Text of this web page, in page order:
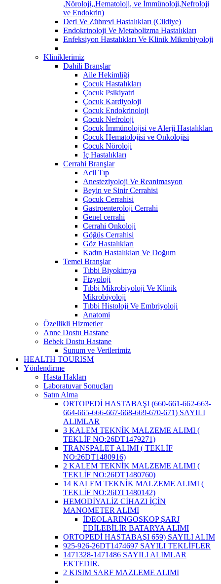
,Nöroloji,,Hematoloji, ve İmmünoloji,Nefroloji
ve Endokrin)
Deri Ve Zührevi Hastalıkları (Cildiye)
Endokrinoloji Ve Metabolizma Hastalıkları
Enfeksiyon Hastalıkları Ve Klinik Mikrobiyoloji
Kliniklerimiz
Dahili Branşlar
Aile Hekimliği
Çocuk Hastalıkları
Çocuk Psikiyatri
Çocuk Kardiyoloji
Çocuk Endokrinoloji
Çocuk Nefroloji
Çocuk İmmünolojisi ve Alerji Hastalıkları
Çocuk Hematolojisi ve Onkolojisi
Çocuk Nöroloji
İç Hastalıkları
Cerrahi Branşlar
Acil Tıp
Anesteziyoloji Ve Reanimasyon
Beyin ve Sinir Cerrahisi
Çocuk Cerrahisi
Gastroenteroloji Cerrahi
Genel cerrahi
Cerrahi Onkoloji
Göğüs Cerrahisi
Göz Hastalıkları
Kadın Hastalıkları Ve Doğum
Temel Branşlar
Tıbbi Biyokimya
Fizyoloji
Tıbbi Mikrobiyoloji Ve Klinik
Mikrobiyoloji
Tıbbi Histoloji Ve Embriyoloji
Anatomi
Özellikli Hizmetler
Anne Dostu Hastane
Bebek Dostu Hastane
Sunum ve Verilerimiz
HEALTH TOURISM
Yönlendirme
Hasta Hakları
Laboratuvar Sonuçları
Satın Alma
ORTOPEDİ HASTABAŞI (660-661-662-663-
664-665-666-667-668-669-670-671) SAYILI
ALIMLAR
3 KALEM TEKNİK MALZEME ALIMI (
TEKLİF NO:26DT1479271)
TRANSPALET ALIMI ( TEKLİF
NO:26DT1480916)
2 KALEM TEKNİK MALZEME ALIMI (
TEKLİF NO:26DT1480760)
14 KALEM TEKNİK MALZEME ALIMI (
TEKLİF NO:26DT1480142)
HEMODİYALİZ CİHAZI İÇİN
MANOMETER ALIMI
İDEOLARINGOSKOP ŞARJ
EDİLEBİLİR BATARYA ALIMI
ORTOPEDİ HASTABAŞI 659) SAYILI ALIM
925-926-26DT1474697 SAYILI TEKLİFLER
1471328-1471486 SAYILI ALIMLAR
EKTEDİR.
2 KISIM SARF MAZLEME ALIMI